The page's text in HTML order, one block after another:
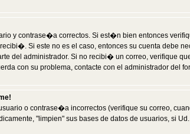
y contrase�a correctos. Si est�n bien entonces
Si este no es el caso, entonces su cuenta debe
del administrador. Si no recibi� un correo, verifique
con su problema, contacte con el administrador del
o contrase�a incorrectos (verifique su correo,
"limpien" sus bases de datos de usuarios, si